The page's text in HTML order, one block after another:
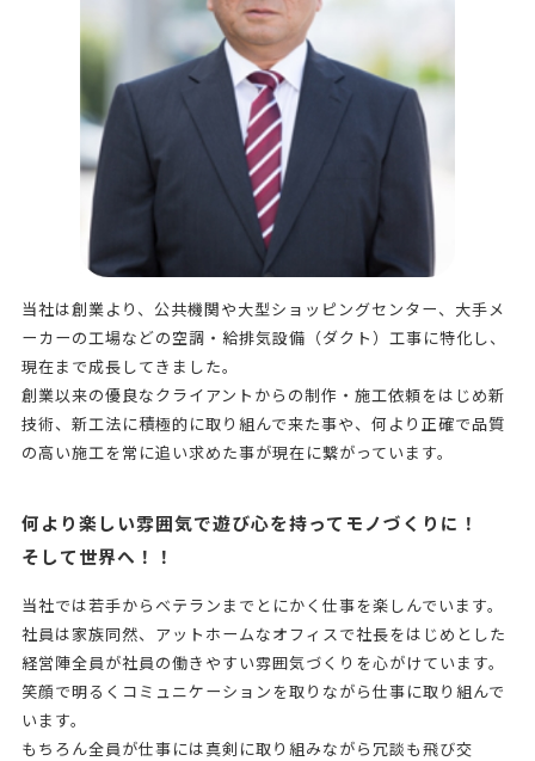
当社は創業より、公共機関や大型ショッピングセンター、大手メ
ーカーの工場などの空調・給排気設備（ダクト）工事に特化し、
現在まで成長してきました。
創業以来の優良なクライアントからの制作・施工依頼をはじめ新
技術、新工法に積極的に取り組んで来た事や、何より正確で品質
の高い施工を常に追い求めた事が現在に繋がっています。
何より楽しい雰囲気で遊び心を持ってモノづくりに！
そして世界へ！！
当社では若手からベテランまでとにかく仕事を楽しんでいます。
社員は家族同然、アットホームなオフィスで社長をはじめとした
経営陣全員が社員の働きやすい雰囲気づくりを心がけています。
笑顔で明るくコミュニケーションを取りながら仕事に取り組んで
います。
もちろん全員が仕事には真剣に取り組みながら冗談も飛び交